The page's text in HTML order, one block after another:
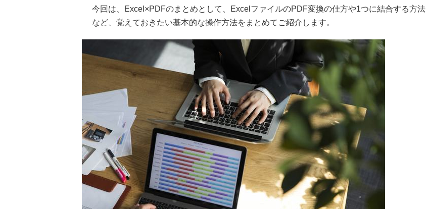
今回は、Excel×PDFのまとめとして、ExcelファイルのPDF変換の仕方や1つに結合する方法
など、覚えておきたい基本的な操作方法をまとめてご紹介します。